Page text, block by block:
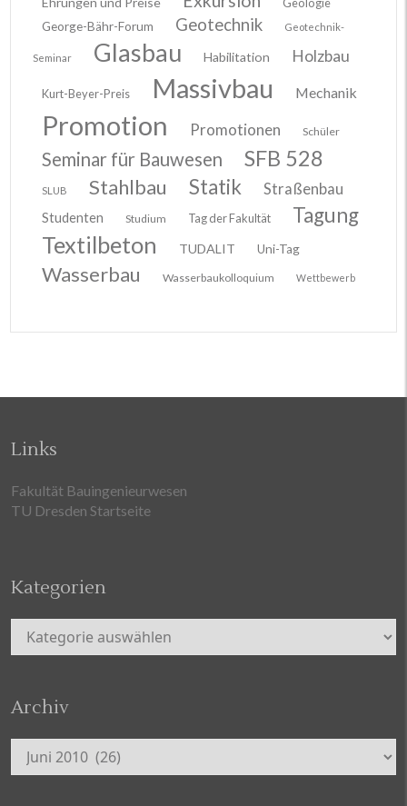
George-Bähr-Forum
Geotechnik Geotechnik-
Seminar Glasbau Habilitation Holzbau
Kurt-Beyer-Preis Massivbau Mechanik
Promotion Promotionen Schüler
Seminar für Bauwesen SFB 528
SLUB Stahlbau Statik Straßenbau
Studenten Studium Tag der Fakultät Tagung
Textilbeton TUDALIT Uni-Tag
Wasserbau Wasserbaukolloquium Wettbewerb
Links
Fakultät Bauingenieurwesen
TU Dresden Startseite
Kategorien
Kategorien
Archiv
Archiv